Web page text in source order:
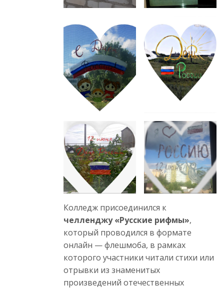
Колледж присоединился к
челленджу «Русские рифмы»,
который проводился в формате
онлайн — флешмоба, в рамках
которого участники читали стихи или
отрывки из знаменитых
произведений отечественных